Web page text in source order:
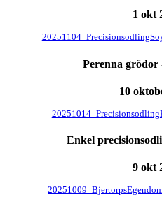
1 okt
Perenna grödor
10
Enkel
9 okt